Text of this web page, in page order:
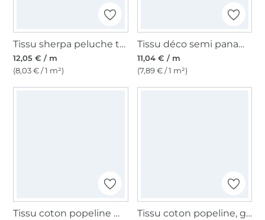
Tissu sherpa peluche teddy léger, beige
12,05 € / m
(8,03 € / 1 m²)
Tissu déco semi panama de décoration nature
11,04 € / m
(7,89 € / 1 m²)
Tissu coton popeline mini Léopard, sable Tissu coton popeline, gris clair